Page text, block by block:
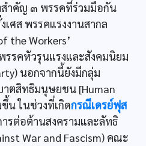
สำคัญ ๓ พรรคที่ร่วมมือกัน
ศส พรรคแรงงานสากล
the Workers’
รรคหัวรุนแรงและสังคมนิยม
นอกจากนี้ยังมีกลุ่ม
าตสิทธิมนุษยชน [Human
น ในช่วงที่เกิดกรณีเดรย์ฟุส
รต่อต้านสงครามและลัทธิ
War and Fascism) คณะ